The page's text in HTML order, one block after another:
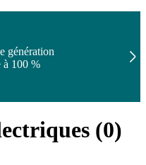
génération
à 100 %
(0)